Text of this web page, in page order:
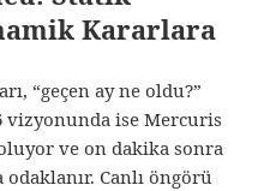
Kararlara
“geçen ay ne oldu?”
vizyonunda ise Mercuris
ve on dakika sonra
odaklanır. Canlı öngörü